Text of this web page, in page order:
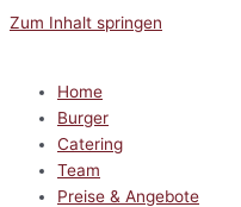
Zum Inhalt springen
Home
Burger
Catering
Team
Preise & Angebote